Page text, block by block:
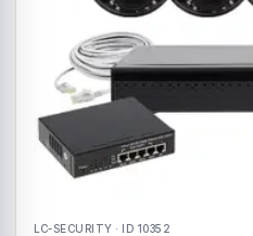
LC-SECURITY · ID 10352